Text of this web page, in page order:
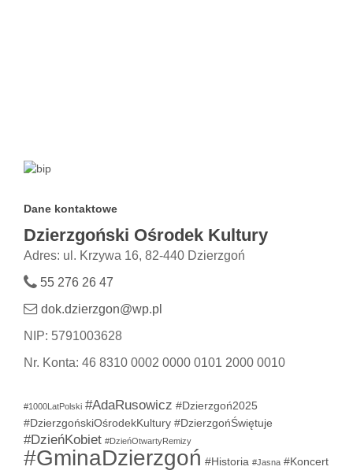
Dane kontaktowe
Dzierzgoński Ośrodek Kultury
Adres: ul. Krzywa 16, 82-440 Dzierzgoń
55 276 26 47
dok.dzierzgon@wp.pl
NIP: 5791003628
Nr. Konta: 46 8310 0002 0000 0101 2000 0010
#1000LatPolski #AdaRusowicz #Dzierzgoń2025
#DzierzgońskiOśrodekKultury #DzierzgońŚwiętuje
#DzieńKobiet #DzieńOtwartyRemizy
#GminaDzierzgoń #Historia #Jasna #Koncert